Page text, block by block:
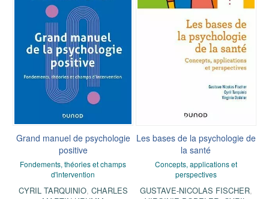
Grand manuel de psychologie
positive
Fondements, théories et champs
d'intervention
CYRIL TARQUINIO, CHARLES
Les bases de la psychologie de
la santé
Concepts, applications et
perspectives
GUSTAVE-NICOLAS FISCHER,